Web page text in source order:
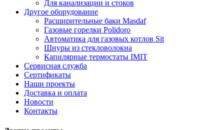
Для канализации и стоков
Другое оборудование
Расширительные баки Masdaf
Газовые горелки Polidoro
Автоматика для газовых котлов Sit
Шнуры из стекловолокна
Капилярные термостаты IMIT
Сервисная служба
Сертификаты
Наши проекты
Доставка и оплата
Новости
Контакты